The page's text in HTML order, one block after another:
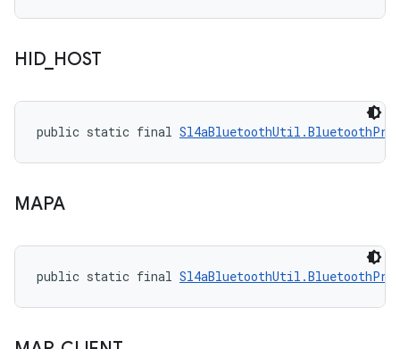
HID_ HOST
public static final
MAPA
public static final